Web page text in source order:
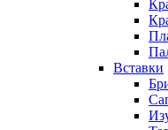
Вставки